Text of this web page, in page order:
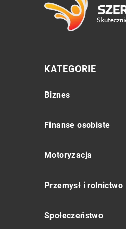
KATEGORIE
Biznes
Finanse osobiste
Motoryzacja
Przemysł i rolnictwo
Społeczeństwo